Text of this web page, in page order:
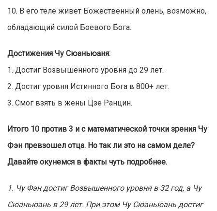
10. В его теле живет Божественный олень, возможно,
обладающий силой Боевого Бога.
Достижения Чу Сюаньюаня:
1. Достиг Возвышенного уровня до 29 лет.
2. Достиг уровня Истинного Бога в 800+ лет.
3. Смог взять в жены Цзе Ранцин.
Итого 10 против 3 и с математической точки зрения Чу
Фэн превзошел отца. Но так ли это на самом деле?
Давайте окунемся в факты чуть подробнее.
1. Чу Фэн достиг Возвышенного уровня в 32 год, а Чу
Сюаньюань в 29 лет. При этом Чу Сюаньюань достиг